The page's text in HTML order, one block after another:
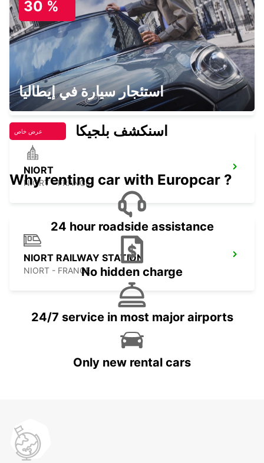
THOUARS - FRANCE
CHINON
CHINON - FRANCE
NIORT
NIORT - FRANCE
NIORT RAILWAY STATION
NIORT - FRANCE
30 %
استئجار سيارة في إيطاليا
عرض خاص اسنكشف بلجيكا
Why renting car with Europcar ?
24 hour roadside assistance
No hidden charge
24/7 service in most major airports
Only new rental cars